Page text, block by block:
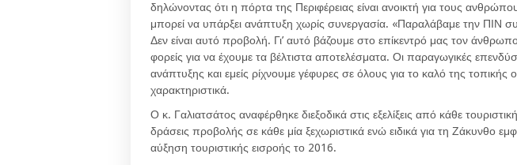
δηλώνοντας ότι η πόρτα της Περιφέρειας είναι ανοικτή για τους
μπορεί να υπάρξει ανάπτυξη χωρίς συνεργασία. «Παραλάβαμε την ΠΙΝ
Δεν είναι αυτό προβολή. Γι’ αυτό βάζουμε στο επίκεντρό μας τον
φορείς για να έχουμε τα βέλτιστα αποτελέσματα. Οι παραγωγικές
ανάπτυξης και εμείς ρίχνουμε γέφυρες σε όλους για το καλό της τοπικής
χαρακτηριστικά.
Ο κ. Γαλιατσάτος αναφέρθηκε διεξοδικά στις εξελίξεις από κάθε
δράσεις προβολής σε κάθε μία ξεχωριστικά ενώ ειδικά για τη Ζάκυνθο
αύξηση τουριστικής εισροής το 2016.